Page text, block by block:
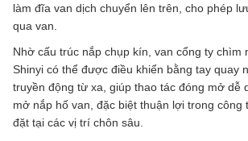
làm đĩa van dịch chuyển lên trên, cho phép
qua van.
Nhờ cấu trúc nắp chụp kín, van cổng ty chìm
Shinyi có thể được điều khiển bằng tay quay
truyền động từ xa, giúp thao tác đóng mở dễ
mở nắp hố van, đặc biệt thuận lợi trong công
đặt tại các vị trí chôn sâu.